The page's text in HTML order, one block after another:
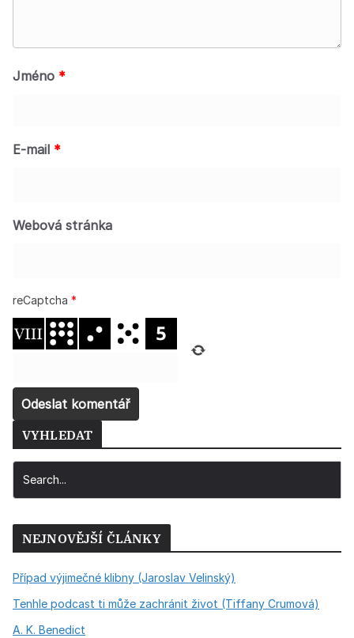
Jméno *
E-mail *
Webová stránka
reCaptcha *
VYHLEDAT
NEJNOVĚJŠÍ ČLÁNKY
Případ výjimečné klibny (Jaroslav Velinský)
Tenhle podcast ti může zachránit život (Tiffany Crumová)
A. K. Benedict